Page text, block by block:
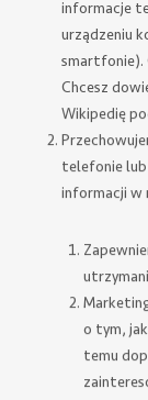
informacje
urządzeniu
smartfonie).
Chcesz
Wikipedię
telefonie lub
informacji w
o tym,
temu